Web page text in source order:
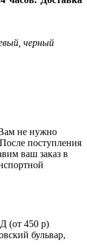
черный
не нужно
поступления
ваш заказ в
(от 450 р)
бульвар,